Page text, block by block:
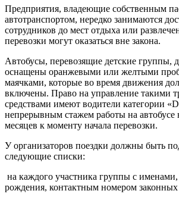
Предприятия, владеющие собственным
автотранспортом, нередко занимаются
сотрудников до мест отдыха или
перевозки могут оказаться вне закона.
Автобусы, перевозящие детские группы,
оснащены оранжевыми или желтыми
маячками, которые во время движения
включены. Право на управление такими
средствами имеют водители категории
непрерывным стажем работы на автобусе
месяцев к моменту начала перевозки.
У организаторов поездки должны быть
следующие списки:
на каждого участника группы с
рождения, контактным номером законных